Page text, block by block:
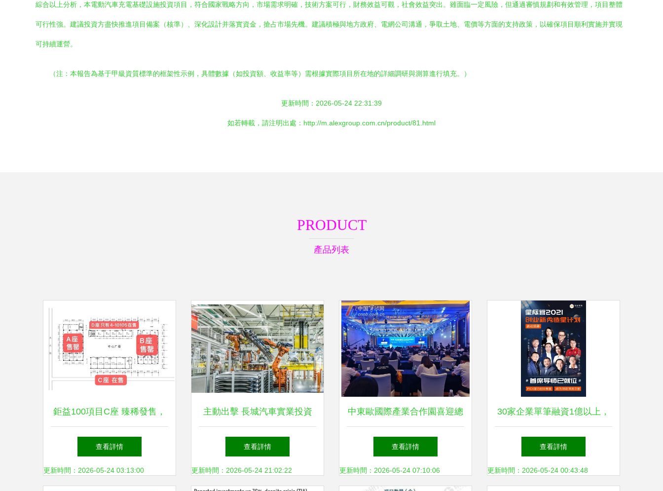
綜合以上分析，本電動汽車充電基礎設施投資項目，符合國家戰略方向，市場需求明確，技術方案可行，財務效益可觀，社會效益突出。雖面臨一定風險，但通過審慎規劃和有效管理，項目整體
可行性強。建議投資方盡快推進項目備案（核準）、深化設計并落實資金，搶占市場先機。建議積極與地方政府、電網公司溝通，爭取土地、電價等方面的支持政策，以確保項目順利實施并實現
可持續運營。
（注：本報告為基于甲級資質標準的框架性示例，具體數據（如投資額、收益率等）需根據實際項目所在地的詳細調研與測算進行填充。）
更新時間：2026-05-24 22:31:39
如若轉載，請注明出處：http://m.alexgroup.com.cn/product/81.html
PRODUCT
產品列表
鉅益100項目C座 臻稀發售，
南北通透領銜的實業投資新機
遇
查看詳情
更新時間：2026-05-24 03:13:00
主動出擊 長城汽車實業投資
拓荒俄羅斯市場的戰略抉擇
查看詳情
更新時間：2026-05-24 21:02:22
中東歐國際產業合作園喜迎總
投資78.3億元，17個項目落戶
共筑實業投資新高地
查看詳情
更新時間：2026-05-24 07:10:06
30家企業單筆融資1億以上，
如何讓投資人倒追你的項目
查看詳情
更新時間：2026-05-24 00:43:48